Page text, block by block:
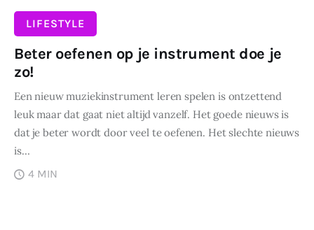
LIFESTYLE
Beter oefenen op je instrument doe je
zo!
Een nieuw muziekinstrument leren spelen is ontzettend
leuk maar dat gaat niet altijd vanzelf. Het goede nieuws is
dat je beter wordt door veel te oefenen. Het slechte nieuws
is…
4 MIN